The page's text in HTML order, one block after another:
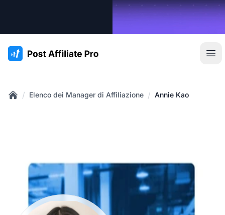
:site.title
/ Elenco dei Manager di Affiliazione / Annie Kao